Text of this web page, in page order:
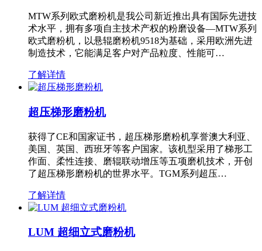
MTW系列欧式磨粉机是我公司新近推出具有国际先进技
术水平，拥有多项自主技术产权的粉磨设备—MTW系列
欧式磨粉机，以悬辊磨粉机9518为基础，采用欧洲先进
制造技术，它能满足客户对产品粒度、性能可…
了解详情
超压梯形磨粉机
获得了CE和国家证书，超压梯形磨粉机享誉澳大利亚、
美国、英国、西班牙等客户国家。该机型采用了梯形工
作面、柔性连接、磨辊联动增压等五项磨机技术，开创
了超压梯形磨粉机的世界水平。TGM系列超压…
了解详情
LUM 超细立式磨粉机